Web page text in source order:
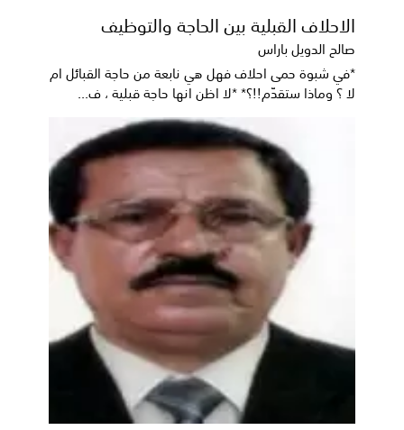
الاحلاف القبلية بين الحاجة والتوظيف
صالح الدويل باراس
*في شبوة حمى احلاف فهل هي نابعة من حاجة القبائل ام
لا ؟ وماذا ستقدّم!!؟* *لا اظن انها حاجة قبلية ، ف...